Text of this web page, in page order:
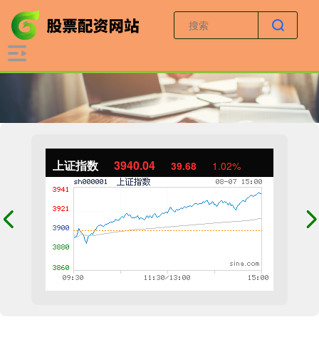
上证指数 3940.04 39.68 1.02%